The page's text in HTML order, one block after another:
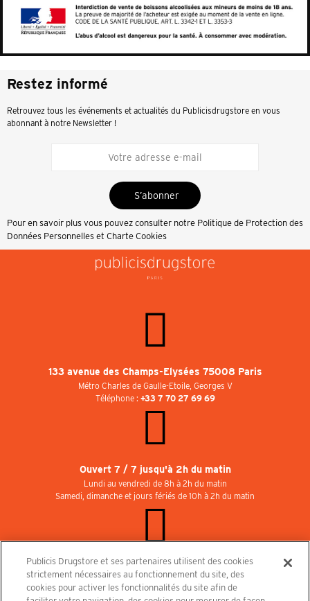
Restez informé
Retrouvez tous les événements et actualités du Publicisdrugstore en vous
abonnant à notre Newsletter !
S’abonner
Pour en savoir plus vous pouvez consulter notre Politique de Protection des
Données Personnelles et Charte Cookies
133 avenue des Champs-Elysées 75008 Paris
Métro Charles de Gaulle-Etoile, Georges V
Téléphone : +33 7 70 27 69 69
Ouvert 7 / 7 jusqu'à 2h du matin
Lundi au vendredi de 8h à 2h du matin
Samedi, dimanche et jours fériés de 10h à 2h du matin
Rejoignez-nous au Publicisdrugstore !
Nous recrutons pour les boutiques, le restaurant et le cinéma. Contactez-nous :
recrutement@publicisdrugstore.com
Publicis Drugstore et ses partenaires utilisent des cookies
strictement nécessaires au fonctionnement du site, des
cookies pour activer les fonctionnalités du site afin de